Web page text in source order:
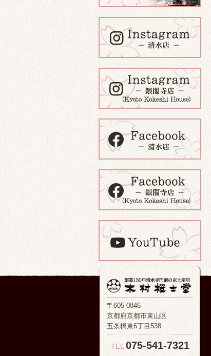
〒605-0846
京都府京都市東山区
五条橋東6丁目538
TEL 075-541-7321